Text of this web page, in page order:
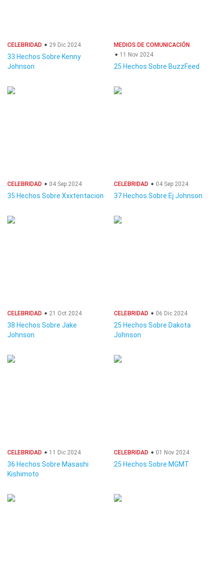
CELEBRIDAD 29 Dic 2024
33 Hechos Sobre Kenny
Johnson
MEDIOS DE COMUNICACIÓN
11 Nov 2024
25 Hechos Sobre BuzzFeed
CELEBRIDAD 04 Sep 2024
35 Hechos Sobre Xxxtentacion
CELEBRIDAD 04 Sep 2024
37 Hechos Sobre Ej Johnson
CELEBRIDAD 21 Oct 2024
38 Hechos Sobre Jake
Johnson
CELEBRIDAD 06 Dic 2024
25 Hechos Sobre Dakota
Johnson
CELEBRIDAD 11 Dic 2024
36 Hechos Sobre Masashi
Kishimoto
CELEBRIDAD 01 Nov 2024
25 Hechos Sobre MGMT